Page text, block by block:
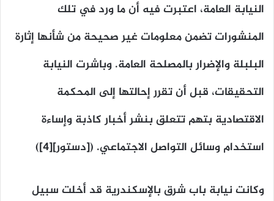
النيابة العامة، اعتبرت فيه أن ما ورد في تلك
المنشورات تضمن معلومات غير صحيحة من شأنها إثارة
البلبلة والإضرار بالمصلحة العامة. وباشرت النيابة
التحقيقات، قبل أن تقرر إحالتها إلى المحكمة
الاقتصادية بتهم تتعلق بنشر أخبار كاذبة وإساءة
استخدام وسائل التواصل الاجتماعي. ([دستور][4])
وكانت نيابة باب شرق بالإسكندرية قد أخلت سبيل